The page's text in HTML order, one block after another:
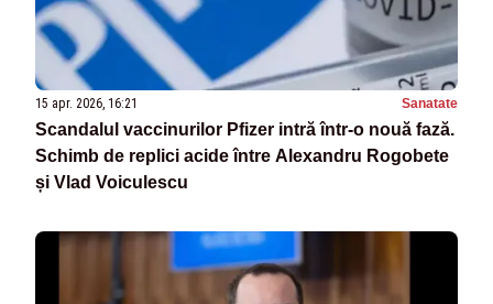
15 apr. 2026, 16:21 Sanatate
Scandalul vaccinurilor Pfizer intră într-o nouă fază.
Schimb de replici acide între Alexandru Rogobete
și Vlad Voiculescu